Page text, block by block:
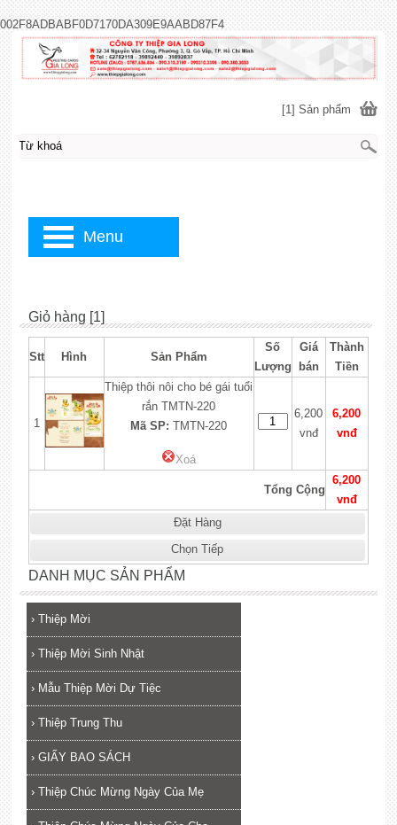
002F8ADBABF0D7170DA309E9AABD87F4
Giỏ hàng [1]
Stt Hình Sản Phẩm
Số
Lượng
Giá
bán
Thành
Tiền
1
Thiệp thôi nôi cho bé gái tuổi
rắn TMTN-220
Mã SP: TMTN-220
Xoá
6,200
vnđ
6,200
vnđ
Tổng Cộng
6,200
vnđ
Đặt Hàng
Chọn Tiếp
DANH MỤC SẢN PHẨM
› Thiệp Mời
› Thiệp Mời Sinh Nhật
› Mẫu Thiệp Mời Dự Tiệc
› Thiệp Trung Thu
› GIẤY BAO SÁCH
› Thiệp Chúc Mừng Ngày Của Mẹ
[1] Sản phẩm
Menu